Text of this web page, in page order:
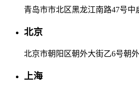
青岛市市北区黑龙江南路47号中
北京
北京市朝阳区朝外大街乙6号朝
上海